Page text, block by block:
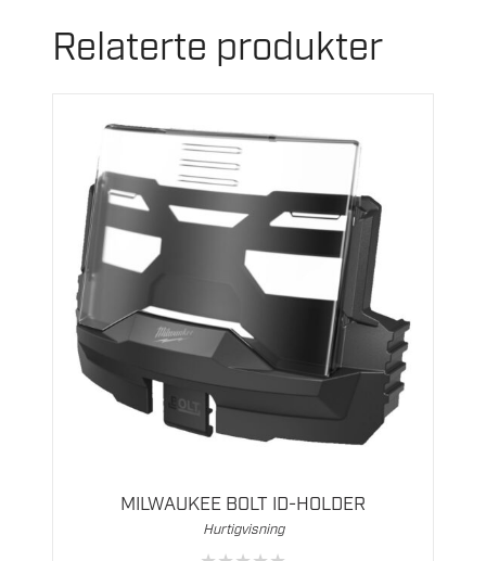
Relaterte produkter
MILWAUKEE BOLT ID-HOLDER
Hurtigvisning